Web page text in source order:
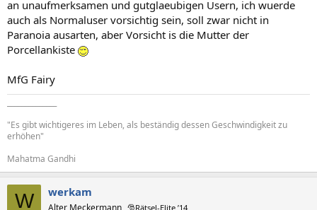
an unaufmerksamen und gutglaeubigen Usern, ich wuerde
auch als Normaluser vorsichtig sein, soll zwar nicht in
Paranoia ausarten, aber Vorsicht is die Mutter der
Porcellankiste
MfG Fairy
"Es gibt wichtigeres im Leben, als beständig dessen Geschwindigkeit zu
erhöhen"
Mahatma Gandhi
W werkam
Alter Meckermann 🎅Rätsel-Elite ’14